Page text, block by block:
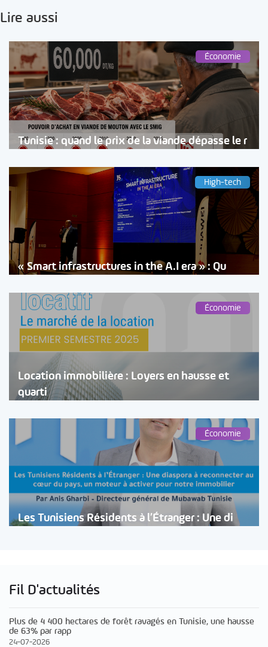
Lire aussi
Économie
Tunisie : quand le prix de la viande dépasse le r
High-tech
« Smart infrastructures in the A.I era » : Qu
Économie
Location immobilière : Loyers en hausse et
quarti
Économie
Les Tunisiens Résidents à l’Étranger : Une di
Fil D'actualités
Plus de 4 400 hectares de forêt ravagés en Tunisie, une hausse
de 63% par rapp
24-07-2026